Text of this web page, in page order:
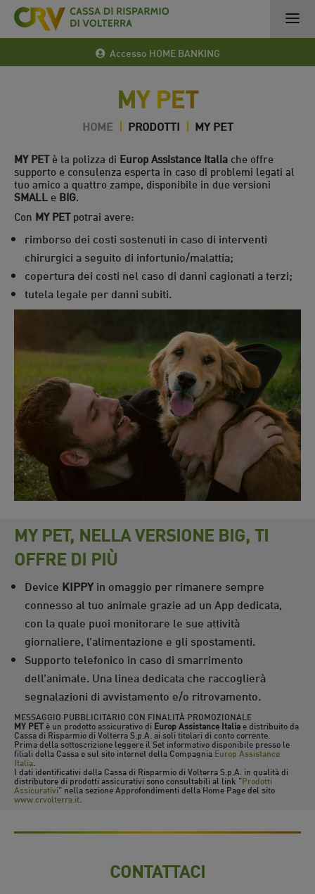
Accesso HOME BANKING
MY PET
HOME | PRODOTTI | MY PET
MY PETè la polizza di Europ Assistance Italia che offre
supporto e consulenza esperta in caso di problemi legati al
tuo amico a quattro zampe, disponibile in due versioni
SMALL e BIG.
Con MY PETpotrai avere:
rimborso dei costi sostenuti in caso di interventi
chirurgici a seguito di infortunio/malattia;
copertura dei costi nel caso di danni cagionati a terzi;
tutela legale per danni subiti.
MY PET, NELLA VERSIONE BIG, TI
OFFRE DI PIÙ
Device KIPPY in omaggio per rimanere sempre
connesso al tuo animale grazie ad un App dedicata,
con la quale puoi monitorare le sue attività
giornaliere, l’alimentazione e gli spostamenti.
Supporto telefonico in caso di smarrimento
dell’animale. Una linea dedicata che raccoglierà
segnalazioni di avvistamento e/o ritrovamento.
MESSAGGIO PUBBLICITARIO CON FINALITÀ PROMOZIONALE
MY PETè un prodotto assicurativo di Europ Assistance Italiae distribuito da
Cassa di Risparmio di Volterra S.p.A. ai soli titolari di conto corrente.
Prima della sottoscrizione leggere il Set informativo disponibile presso le
filiali della Cassa e sul sito internet della Compagnia Europ Assistance
Italia
I dati identificativi della Cassa di Risparmio di Volterra S.p.A. in qualità di
distributore di prodotti assicurativi sono consultabili al link "Prodotti
Assicurativi" nella sezione Approfondimenti della Home Page del sito
www.crvolterra.it
CONTATTACI